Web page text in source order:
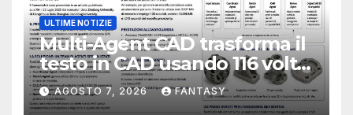
ULTIME NOTIZIE
Multi-Agent CAD trasforma il
testo in CAD usando 116 volte
meno token
AGOSTO 7, 2026 FANTASY